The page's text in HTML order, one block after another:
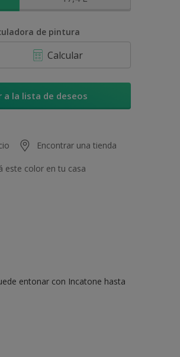
de pintura
Calcular
a la lista de deseos
Encontrar una tienda
este color en tu casa
entonar con Incatone hasta